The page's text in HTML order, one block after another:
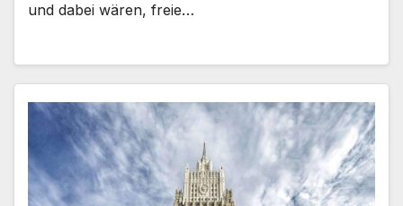
und dabei wären, freie…